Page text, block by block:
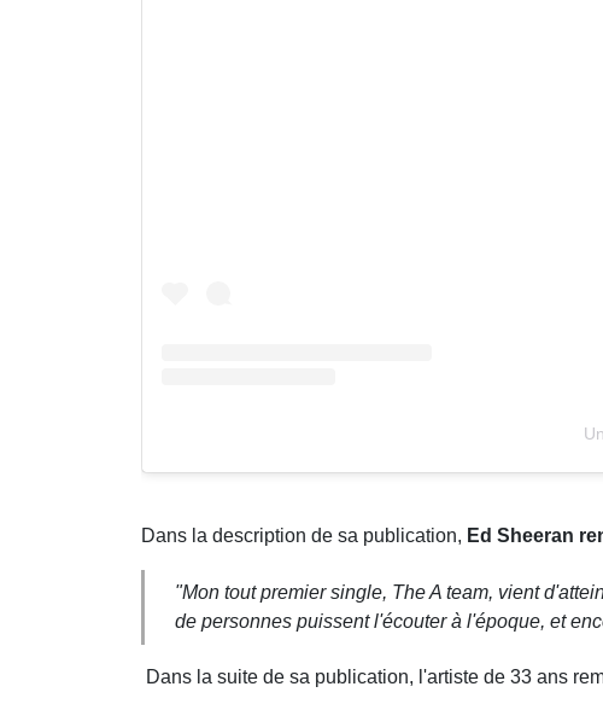
Dans la description de sa publication, Ed Sheeran
"Mon tout premier single, The A team, vient
de personnes puissent l'écouter à l'époque, et
Dans la suite de sa publication, l'artiste de 33 ans